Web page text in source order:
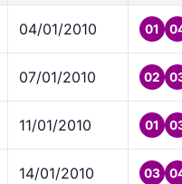
04/01/2010 01
07/01/2010 02
11/01/2010 01
14/01/2010 03